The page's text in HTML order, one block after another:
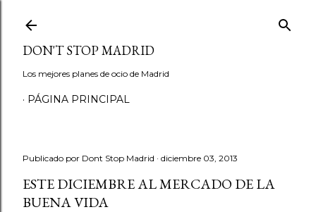
DON'T STOP MADRID
Los mejores planes de ocio de Madrid
PÁGINA PRINCIPAL
Publicado por Dont Stop Madrid diciembre 03, 2013
ESTE DICIEMBRE AL MERCADO DE LA
BUENA VIDA